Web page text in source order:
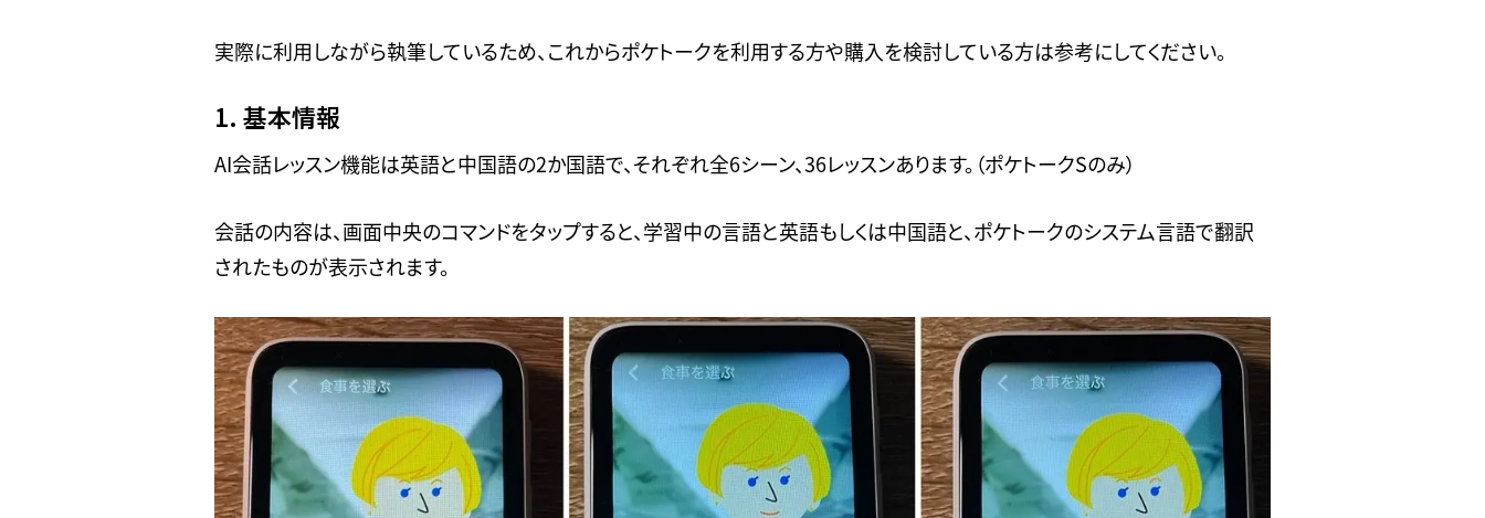
実際に利用しながら執筆しているため、これからポケトークを利用する方や購入を検討している方は参考にしてください。
1. 基本情報
AI会話レッスン機能は英語と中国語の2か国語で、それぞれ全6シーン、36レッスンあります。（ポケトークSのみ）
会話の内容は、画面中央のコマンドをタップすると、学習中の言語と英語もしくは中国語と、ポケトークのシステム言語で翻訳
されたものが表示されます。